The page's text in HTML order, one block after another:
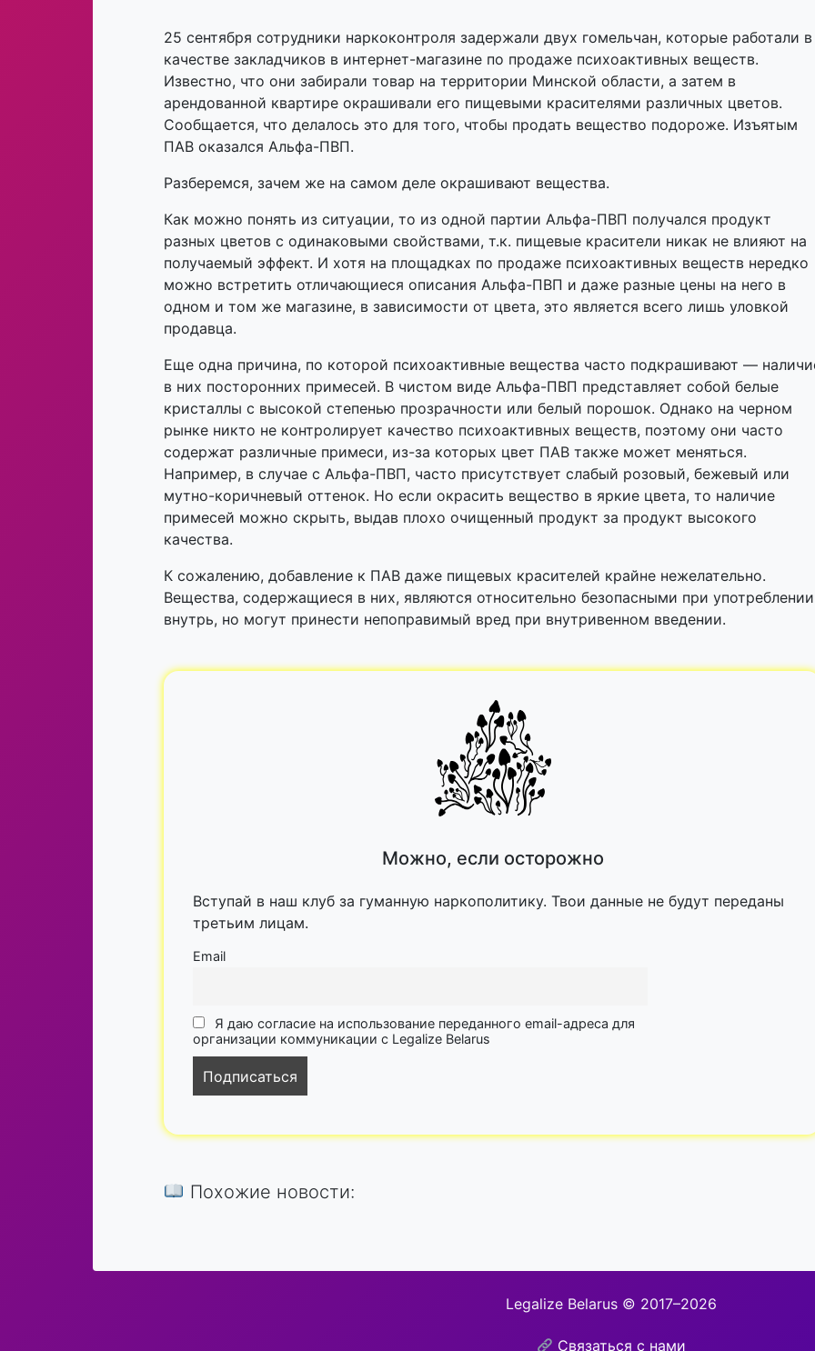
25 сентября сотрудники наркоконтроля задержали двух гомельчан, которые работали в
качестве закладчиков в интернет-магазине по продаже психоактивных веществ.
Известно, что они забирали товар на территории Минской области, а затем в
арендованной квартире окрашивали его пищевыми красителями различных цветов.
Сообщается, что делалось это для того, чтобы продать вещество подороже. Изъятым
ПАВ оказался Альфа-ПВП.
Разберемся, зачем же на самом деле окрашивают вещества.
Как можно понять из ситуации, то из одной партии Альфа-ПВП получался продукт
разных цветов с одинаковыми свойствами, т.к. пищевые красители никак не влияют на
получаемый эффект. И хотя на площадках по продаже психоактивных веществ нередко
можно встретить отличающиеся описания Альфа-ПВП и даже разные цены на него в
одном и том же магазине, в зависимости от цвета, это является всего лишь уловкой
продавца.
Еще одна причина, по которой психоактивные вещества часто подкрашивают —
в них посторонних примесей. В чистом виде Альфа-ПВП представляет собой белые
кристаллы с высокой степенью прозрачности или белый порошок. Однако на черном
рынке никто не контролирует качество психоактивных веществ, поэтому они часто
содержат различные примеси, из-за которых цвет ПАВ также может меняться.
Например, в случае с Альфа-ПВП, часто присутствует слабый розовый, бежевый или
мутно-коричневый оттенок. Но если окрасить вещество в яркие цвета, то наличие
примесей можно скрыть, выдав плохо очищенный продукт за продукт высокого
качества.
К сожалению, добавление к ПАВ даже пищевых красителей крайне нежелательно.
Вещества, содержащиеся в них, являются относительно безопасными при употреблении
внутрь, но могут принести непоправимый вред при внутривенном введении.
Можно, если осторожно
Вступай в наш клуб за гуманную наркополитику. Твои данные не будут переданы
третьим лицам.
Email
Я даю согласие на использование переданного email-адреса для
организации коммуникации с Legalize Belarus
Похожие новости:
Legalize Belarus © 2017–2026
Связаться с нами